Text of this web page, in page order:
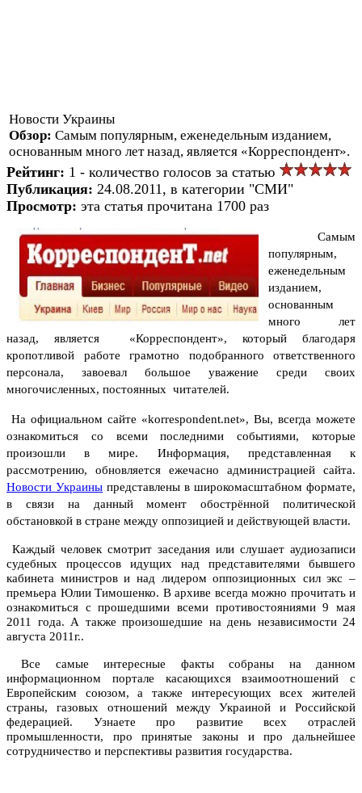
Новости Украины
Обзор: Самым популярным, еженедельным изданием,
основанным много лет назад, является «Корреспондент».
Рейтинг: 1 - количество голосов за статью
Публикация: 24.08.2011, в категории "СМИ"
Просмотр: эта статья прочитана 1700 раз
Самым
популярным,
еженедельным
изданием,
основанным
много лет
назад, является «Корреспондент», который благодаря
кропотливой работе грамотно подобранного ответственного
персонала, завоевал большое уважение среди своих
многочисленных, постоянных читателей.
На официальном сайте «korrespondent.net», Вы, всегда можете
ознакомиться со всеми последними событиями, которые
произошли в мире. Информация, представленная к
рассмотрению, обновляется ежечасно администрацией сайта.
Новости Украины представлены в широкомасштабном формате,
в связи на данный момент обострённой политической
обстановкой в стране между оппозицией и действующей власти.
Каждый человек смотрит заседания или слушает аудиозаписи
судебных процессов идущих над представителями бывшего
кабинета министров и над лидером оппозиционных сил экс –
премьера Юлии Тимошенко. В архиве всегда можно прочитать и
ознакомиться с прошедшими всеми противостояниями 9 мая
2011 года. А также произошедшие на день независимости 24
августа 2011г..
Все самые интересные факты собраны на данном
информационном портале касающихся взаимоотношений с
Европейским союзом, а также интересующих всех жителей
страны, газовых отношений между Украиной и Российской
федерацией. Узнаете про развитие всех отраслей
промышленности, про принятые законы и про дальнейшее
сотрудничество и перспективы развития государства.